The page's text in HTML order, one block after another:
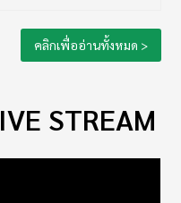
คลิกเพื่ออ่านทั้งหมด >
STREAM